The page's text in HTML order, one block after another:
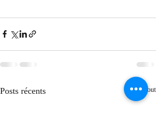
Posts récents Voir tout